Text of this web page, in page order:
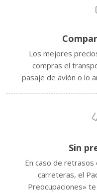
Los mejores
compras el
pasaje de avión o lo
Sin
En caso de retrasos
carreteras, el
Preocupaciones»